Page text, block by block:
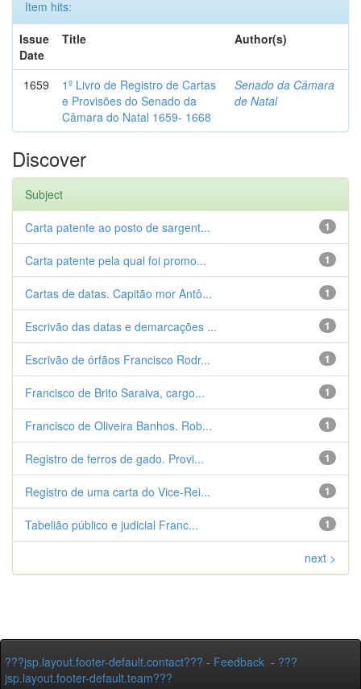
Item hits:
Issue
Date
Title Author(s)
1659
1º Livro de Registro de Cartas
e Provisões do Senado da
Câmara do Natal 1659- 1668
Senado da Câmara
de Natal
Discover
Subject
1
Carta patente ao posto de sargent...
1
Carta patente pela qual foi promo...
1
Cartas de datas. Capitão mor Antô...
1
Escrivão das datas e demarcações ...
1
Escrivão de órfãos Francisco Rodr...
1
Francisco de Brito Saraiva, cargo...
1
Francisco de Oliveira Banhos. Rob...
1
Registro de ferros de gado. Provi...
1
Registro de uma carta do Vice-Rei...
1
Tabelião público e judicial Franc...
next >
???jsp.layout.footer-default.contact??? - Feedback - ???
jsp.layout.footer-default.team???